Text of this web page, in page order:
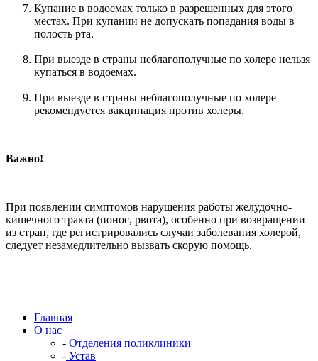
Купание в водоемах только в разрешенных для этого
местах. При купании не допускать попадания воды в
полость рта.
При выезде в страны неблагополучные по холере нельзя
купаться в водоемах.
При выезде в страны неблагополучные по холере
рекомендуется вакцинация против холеры.
Важно!
При появлении симптомов нарушения работы желудочно-
кишечного тракта (понос, рвота), особенно при возвращении
из стран, где регистрировались случаи заболевания холерой,
следует незамедлительно вызвать скорую помощь.
Главная
О нас
- Отделения поликлиники
- Устав